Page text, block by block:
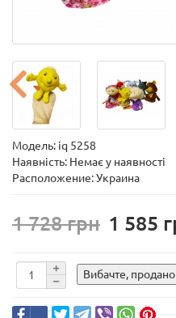
Модель: iq 5258
Наявність: Немає у наявності
Расположение: Украина
1 728 1 585
Вибачте, продано